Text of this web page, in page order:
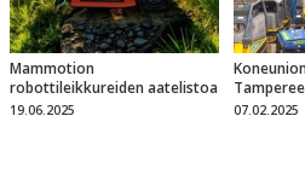
Mammotion
robottileikkureiden aatelistoa
19.06.2025 07.02.2025